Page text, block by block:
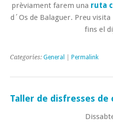
prèviament farem una ruta
d´Os de Balaguer. Preu
fins el
Categories: General Permalink
Taller de disfresses de